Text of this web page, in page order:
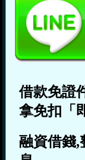
借款免證
拿免扣「
融資借錢,